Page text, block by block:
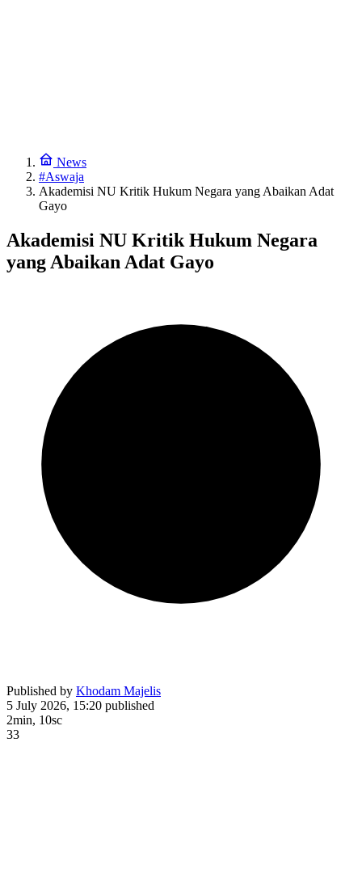
News
#Aswaja
Akademisi NU Kritik Hukum Negara yang Abaikan Adat
Gayo
Akademisi NU Kritik Hukum Negara
yang Abaikan Adat Gayo
Published by Khodam Majelis
5 July 2026, 15:20 published
2min, 10sc
33